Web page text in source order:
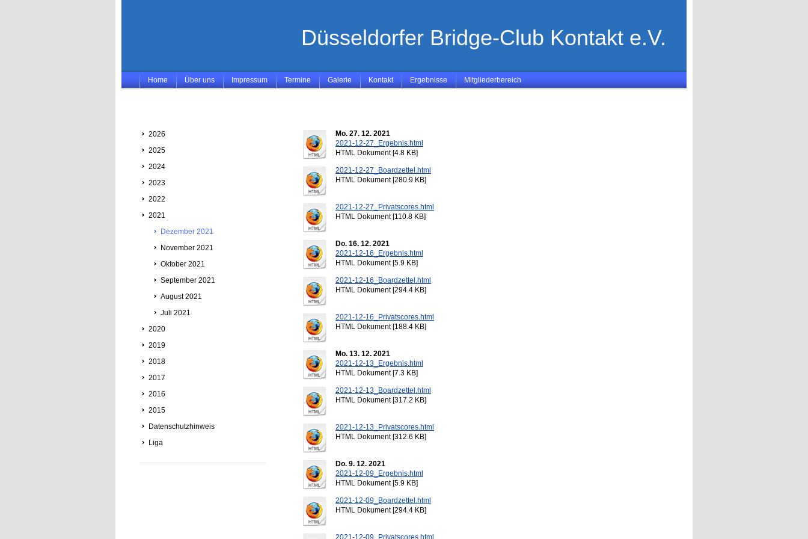
Düsseldorfer Bridge-Club Kontakt e.V.
Home Über uns Impressum Termine Galerie Kontakt Ergebnisse Mitgliederbereich
2026
2025
2024
2023
2022
2021
Dezember 2021
November 2021
Oktober 2021
September 2021
August 2021
Juli 2021
2020
2019
2018
2017
2016
2015
Datenschutzhinweis
Liga
Mo. 27. 12. 2021
2021-12-27_Ergebnis.html
HTML Dokument [4.8 KB]
2021-12-27_Boardzettel.html
HTML Dokument [280.9 KB]
2021-12-27_Privatscores.html
HTML Dokument [110.8 KB]
Do. 16. 12. 2021
2021-12-16_Ergebnis.html
HTML Dokument [5.9 KB]
2021-12-16_Boardzettel.html
HTML Dokument [294.4 KB]
2021-12-16_Privatscores.html
HTML Dokument [188.4 KB]
Mo. 13. 12. 2021
2021-12-13_Ergebnis.html
HTML Dokument [7.3 KB]
2021-12-13_Boardzettel.html
HTML Dokument [317.2 KB]
2021-12-13_Privatscores.html
HTML Dokument [312.6 KB]
Do. 9. 12. 2021
2021-12-09_Ergebnis.html
HTML Dokument [5.9 KB]
2021-12-09_Boardzettel.html
HTML Dokument [294.4 KB]
2021-12-09_Privatscores.html